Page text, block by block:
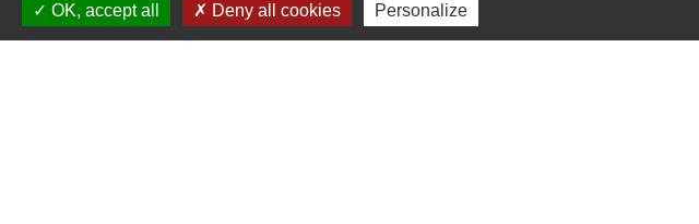
OK, accept all Deny all cookies Personalize